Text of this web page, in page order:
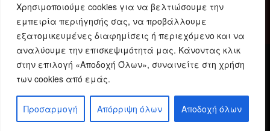
Χρησιμοποιούμε cookies για να βελτιώσουμε την
εμπειρία περιήγησής σας, να προβάλλουμε
εξατομικευμένες διαφημίσεις ή περιεχόμενο και να
αναλύουμε την επισκεψιμότητά μας. Κάνοντας κλικ
στην επιλογή «Αποδοχή Όλων», συναινείτε στη χρήση
των cookies από εμάς.
Προσαρμογή Απόρριψη όλων Αποδοχή όλων
Δήλωση Συμμόρφωσης Ταυτότητα
Όροι χρήσης
Πολιτική προστασίας προσωπικών δεδομένων
Πολιτική Cookies
© 2023 Karditsain.gr